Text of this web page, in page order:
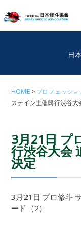
日
HOME プロフェッショ
ステイン主催興行渋谷
3月21日 プ
行渋谷大会
決定
3月21日 プロ修斗
ード（2）